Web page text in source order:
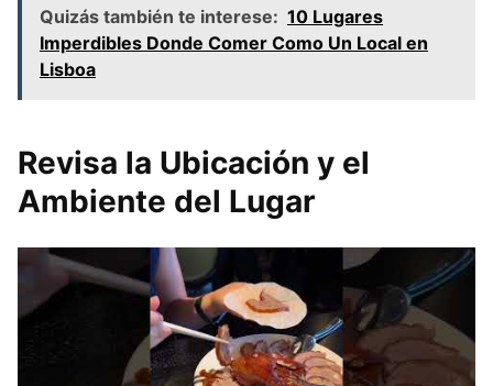
Quizás también te interese: 10 Lugares
Imperdibles Donde Comer Como Un Local en
Lisboa
Revisa la Ubicación y el
Ambiente del Lugar